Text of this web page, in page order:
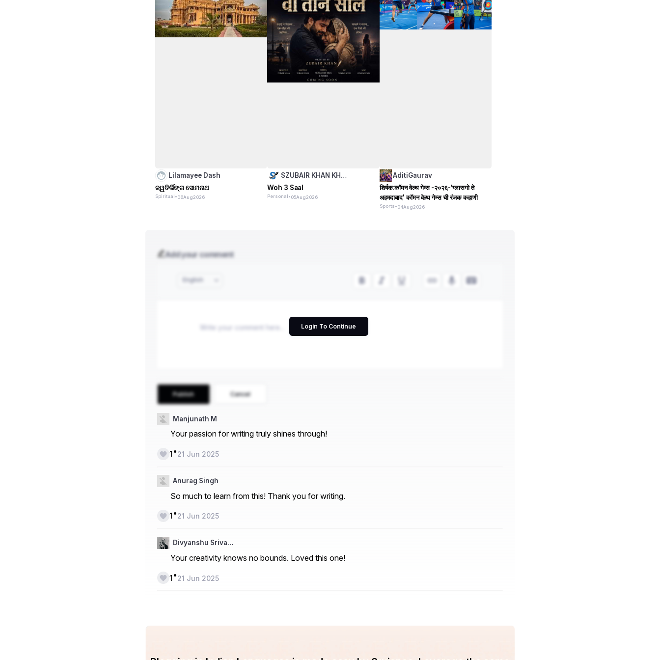
Lilamayee Dash
ଜ୍ୱତିର୍ଲିଙ୍ଗ ସୋମନାଥ
Spiritual•06Aug2026
SZUBAIR KHAN KH…
Woh 3 Saal
Personal•05Aug2026
AditiGaurav
शिर्षक:कॉमन वेल्थ गेम्स -२०२६-'ग्लासगो ते
अहमदाबाद' कॉमन वेल्थ गेम्स ची रंजक कहाणी
Sports•04Aug2026
Add your comment
Login To Continue
English
Publish Cancel
Manjunath M
Your passion for writing truly shines through!
1•21 Jun 2025
Anurag Singh
So much to learn from this! Thank you for writing.
1•21 Jun 2025
Divyanshu Sriva…
Your creativity knows no bounds. Loved this one!
1•21 Jun 2025